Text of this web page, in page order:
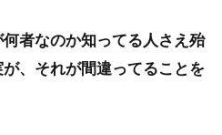
者なのか知ってる人さえ殆
、それが間違ってることを